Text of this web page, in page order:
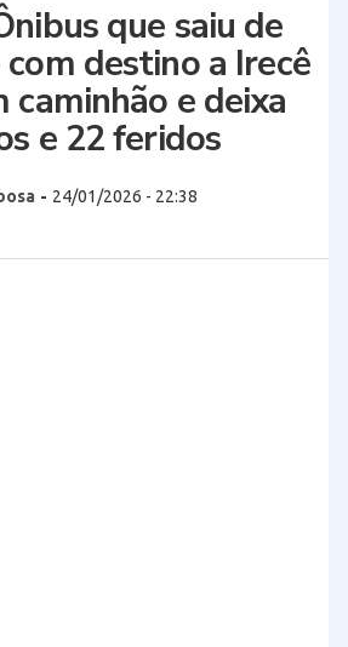
que saiu de
destino a Irecê
caminhão e deixa
e 22 feridos
- 24/01/2026 - 22:38